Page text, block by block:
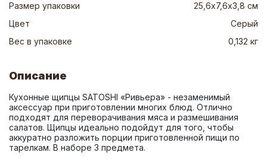
Размер упаковки
25,6х7,6х3,8 см
Цвет
Серый
Вес в упаковке
0,132 кг
Описание
Кухонные щипцы SATOSHI «Ривьера» - незаменимый
аксессуар при приготовлении многих блюд. Отлично
подходят для переворачивания мяса и размешивания
салатов. Щипцы идеально подойдут для того, чтобы
аккуратно разложить порции приготовленной пищи по
тарелкам. В наборе 3 предмета.